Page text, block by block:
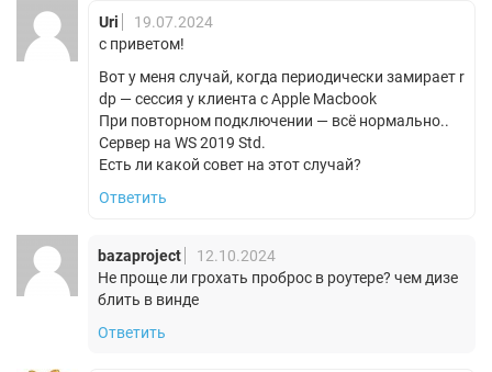
Uri
19.07.2024
с приветом!
Вот у меня случай, когда периодически замирает r
dp — сессия у клиента с Apple Macbook
При повторном подключении — всё нормально..
Сервер на WS 2019 Std.
Есть ли какой совет на этот случай?
Ответить
bazaproject
12.10.2024
Не проще ли грохать проброс в роутере? чем дизе
блить в винде
Ответить